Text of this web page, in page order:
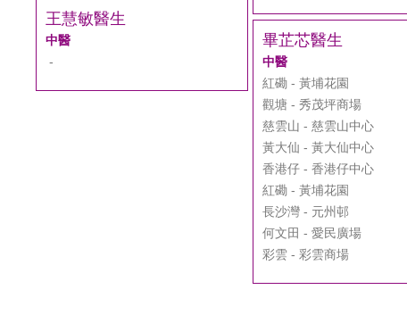
王慧敏醫生
中醫
-
畢芷芯醫生
中醫
紅磡 - 黃埔花園
觀塘 - 秀茂坪商場
慈雲山 - 慈雲山中心
黃大仙 - 黃大仙中心
香港仔 - 香港仔中心
紅磡 - 黃埔花園
長沙灣 - 元州邨
何文田 - 愛民廣場
彩雲 - 彩雲商場